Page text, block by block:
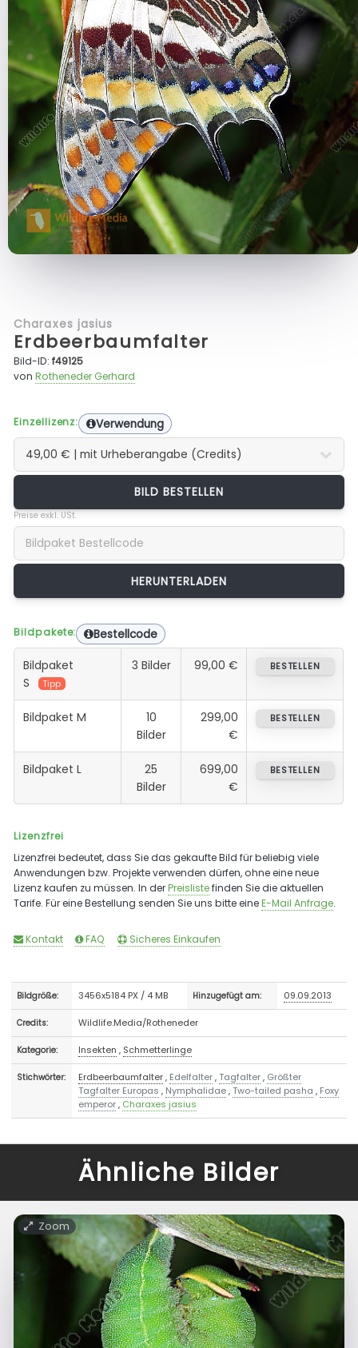
Charaxes jasius
Erdbeerbaumfalter
Bild-ID:f49125
vonRotheneder Gerhard
Einzellizenz: Verwendung
BILD BESTELLEN
Preise exkl. USt.
Bildpakete: Bestellcode
Bildpaket
S
Tipp
3 Bilder 99,00 € BESTELLEN
Bildpaket M
10
Bilder
299,00
€
BESTELLEN
Bildpaket L
25
Bilder
699,00
€
BESTELLEN
Lizenzfrei
Lizenzfrei bedeutet, dass Sie das gekaufte Bild für beliebig viele
Anwendungen bzw. Projekte verwenden dürfen, ohne eine neue
Lizenz kaufen zu müssen. In derPreislistefinden Sie die aktuellen
Tarife. Für eine Bestellung senden Sie uns bitte eineE-Mail Anfrage.
Kontakt FAQ Sicheres Einkaufen
Bildgröße: 3456x5184 PX / 4 MB Hinzugefügt am: 09.09.2013
Credits: Wildlife.Media/Rotheneder
Kategorie: Insekten , Schmetterlinge
Stichwörter: Erdbeerbaumfalter, Edelfalter,Tagfalter, Größter
Tagfalter Europas , Nymphalidae,Two-tailed pasha , Foxy
emperor, Charaxes jasius
Ähnliche Bilder
Zoom